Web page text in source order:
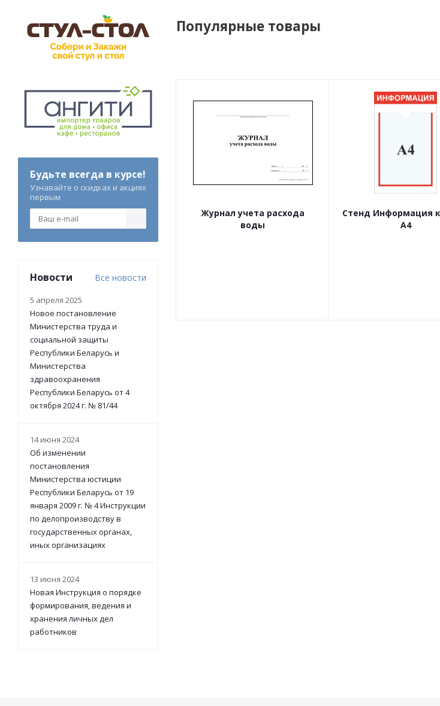
Популярные товары
Журнал учета расхода
воды
Стенд Информация
А4
Будьте всегда в курсе!
Узнавайте о скидках и акциях
первым
Новости Все новости
5 апреля 2025
Новое постановление
Министерства труда и
социальной защиты
Республики Беларусь и
Министерства
здравоохранения
Республики Беларусь от 4
октября 2024 г. № 81/44
14 июня 2024
Об изменении
постановления
Министерства юстиции
Республики Беларусь от 19
января 2009 г. № 4 Инструкции
по делопроизводству в
государственных органах,
иных организациях
13 июня 2024
Новая Инструкция о порядке
формирования, ведения и
хранения личных дел
работников